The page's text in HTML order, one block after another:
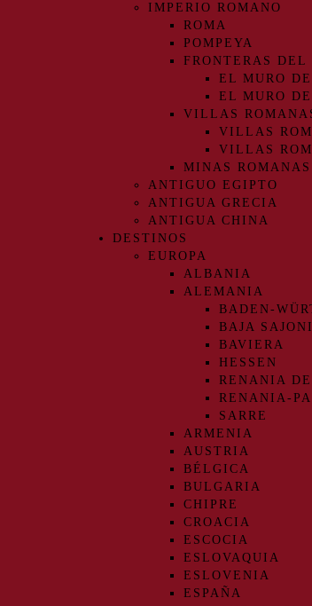
IMPERIO ROMANO
ROMA
POMPEYA
FRONTERAS
EL MURO
EL MURO
VILLAS
VILLAS
VILLAS
MINAS ROMANAS
ANTIGUO EGIPTO
ANTIGUA GRECIA
ANTIGUA CHINA
DESTINOS
EUROPA
ALBANIA
ALEMANIA
BADEN-
BAJA
BAVIERA
HESSEN
RENANIA
RENANIA-
SARRE
ARMENIA
AUSTRIA
BÉLGICA
BULGARIA
CHIPRE
CROACIA
ESCOCIA
ESLOVAQUIA
ESLOVENIA
ESPAÑA